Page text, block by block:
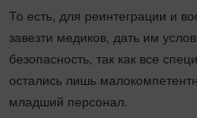
То есть, для реинтеграции и
завезти медиков, дать им
безопасность, так как все
остались лишь
младший персонал.